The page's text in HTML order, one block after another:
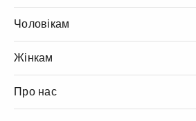
Чоловікам
Жінкам
Про нас